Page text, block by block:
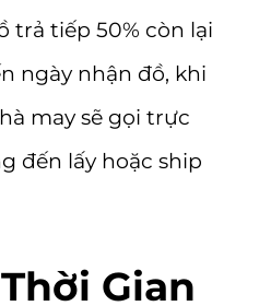
trả tiếp 50% còn lại
ngày nhận đồ, khi
may sẽ gọi trực
đến lấy hoặc ship
Gian